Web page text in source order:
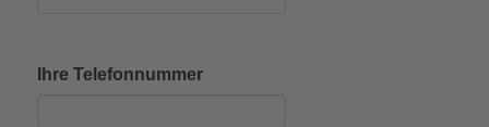
Ihre Telefonnummer